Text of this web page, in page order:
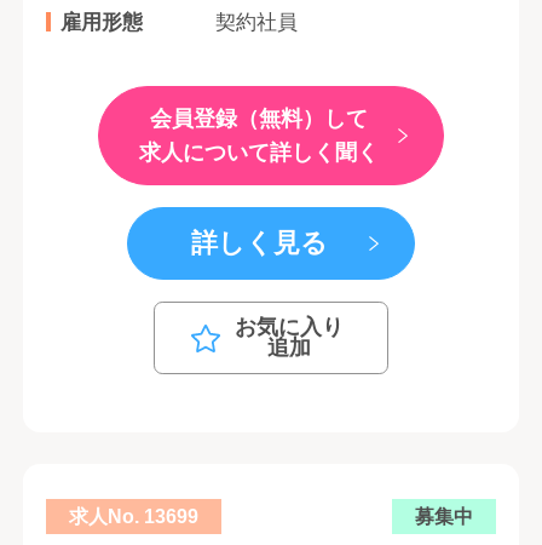
雇用形態
契約社員
会員登録（無料）して
求人について詳しく聞く
詳しく見る
お気に入り
追加
求人No. 13699 募集中